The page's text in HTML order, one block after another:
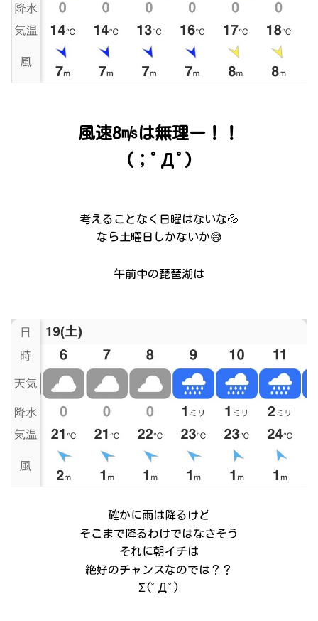
風速8㎧は無理ー！！
(；ﾟДﾟ)
考えることなく日曜はないな💦
なら土曜日しかないか😅
午前中の琵琶湖は
確かに雨は降るけど
そこまで降るわけではなさそう
それに朝イチは
絶好のチャンスなのでは？？
Σ(ﾟДﾟ)